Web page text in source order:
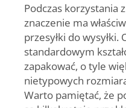
Podczas korzystania
znaczenie ma
przesyłki do wysyłki.
standardowym
zapakować, o tyle
nietypowych
Warto pamiętać, że